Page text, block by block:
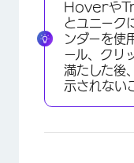
Hoverや
とユニーク
ンダーを使
ール、クリ
満たした後
示されない